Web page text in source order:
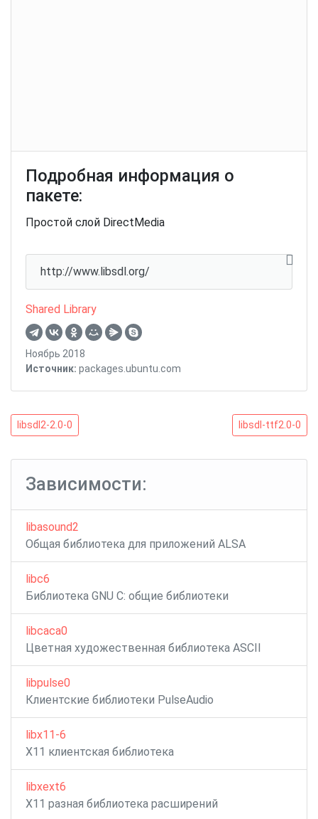
Подробная информация о
пакете:
Простой слой DirectMedia
http://www.libsdl.org/
Shared Library
Ноябрь 2018
Источник: packages.ubuntu.com
Навигация
записям
libsdl2-
2.0-
0
libsdl2-2.0-0
libsdl-
ttf2.0-
0
libsdl-ttf2.0-0
Зависимости:
libasound2
Общая библиотека для приложений ALSA
libc6
Библиотека GNU C: общие библиотеки
libcaca0
Цветная художественная библиотека ASCII
libpulse0
Клиентские библиотеки PulseAudio
libx11-6
X11 клиентская библиотека
libxext6
X11 разная библиотека расширений